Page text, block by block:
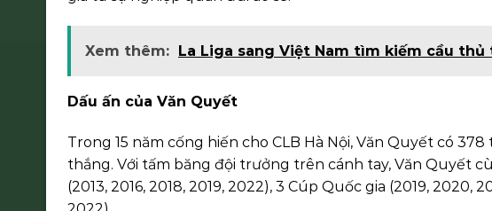
Xem thêm: La Liga sang Việt Nam tìm kiếm cầu thủ
Dấu ấn của Văn Quyết
Trong 15 năm cống hiến cho CLB Hà Nội, Văn Quyết có
thắng. Với tấm băng đội trưởng trên cánh tay, Văn Quyết
(2013, 2016, 2018, 2019, 2022), 3 Cúp Quốc gia (2019, 2020,